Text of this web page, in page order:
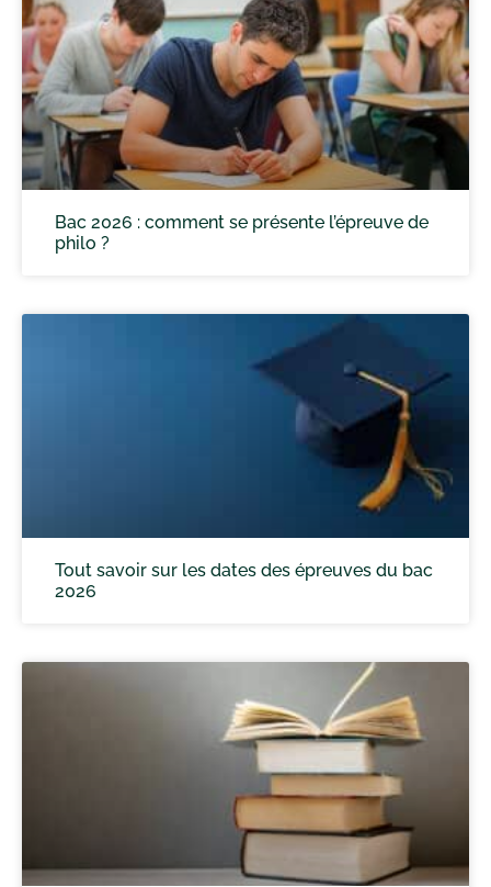
Bac 2026 : comment se présente l’épreuve de
philo ?
Tout savoir sur les dates des épreuves du bac
2026